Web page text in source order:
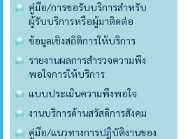
คู่มือ/การขอรับบริการสำหรับ
ผู้รับบริการหรือผู้มาติดต่อ
ข้อมูลเชิงสถิติการให้บริการ
รายงานผลการสำรวจความพึง
พอใจการให้บริการ
แบบประเมินความพึงพอใจ
งานบริการด้านสวัสดิการสังคม
คู่มือ/แนวทางการปฏิบัติงานของ